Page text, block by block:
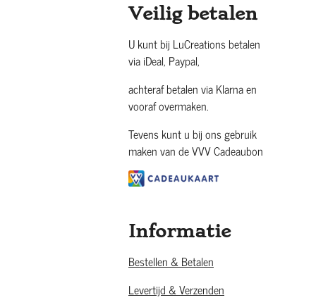
Veilig betalen
U kunt bij LuCreations betalen
via iDeal, Paypal,
achteraf betalen via Klarna en
vooraf overmaken.
Tevens kunt u bij ons gebruik
maken van de VVV Cadeaubon
Informatie
Bestellen & Betalen
Levertijd & Verzenden